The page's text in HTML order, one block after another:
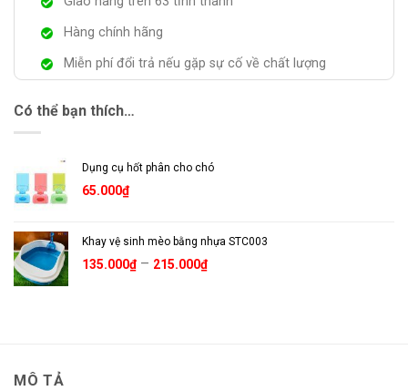
Hàng chính hãng
Miễn phí đổi trả nếu gặp sự cố về chất lượng
Có thể bạn thích…
Dụng cụ hốt phân cho chó
65.000₫
Khay vệ sinh mèo bằng nhựa STC003
135.000₫ – 215.000₫Khoảng
MÔ TẢ